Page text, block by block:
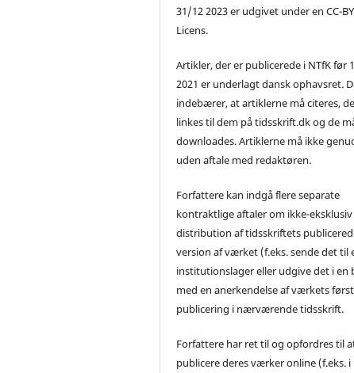
31/12 2023 er udgivet under en CC-
Licens.
Artikler, der er publicerede i NTfK før
2021 er underlagt dansk ophavsret.
indebærer, at artiklerne må citeres,
linkes til dem på tidsskrift.dk og de
downloades. Artiklerne må ikke
uden aftale med redaktøren.
Forfattere kan indgå flere separate
kontraktlige aftaler om ikke-eksklusiv
distribution af tidsskriftets
version af værket (f.eks. sende det til
institutionslager eller udgive det i en
med en anerkendelse af værkets
publicering i nærværende tidsskrift.
Forfattere har ret til og opfordres til
publicere deres værker online (f.eks. i